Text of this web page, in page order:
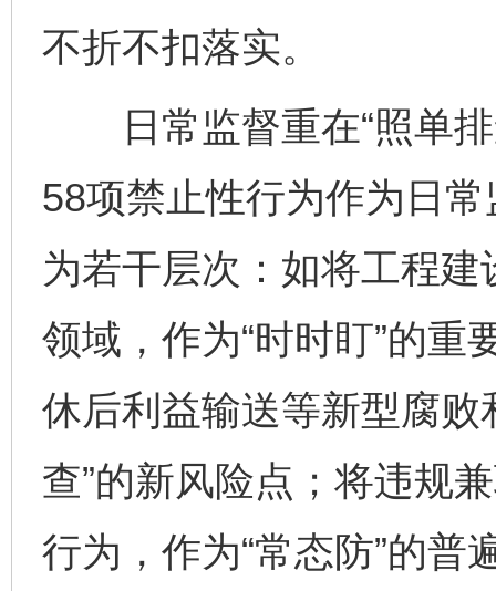
不折不扣落实。
日常监督重在“照单排
58项禁止性行为作为日
为若干层次：如将工程
领域，作为“时时盯”的重
休后利益输送等新型腐败
查”的新风险点；将违规
行为，作为“常态防”的普